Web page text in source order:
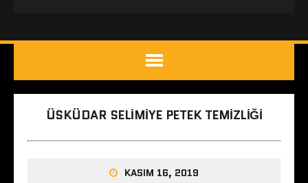
ÜSKÜDAR SELIMIYE PETEK TEMIZLIĞI
KASIM 16, 2019